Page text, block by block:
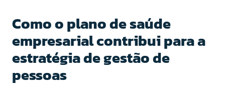
Como o plano de saúde
empresarial contribui para a
estratégia de gestão de
pessoas